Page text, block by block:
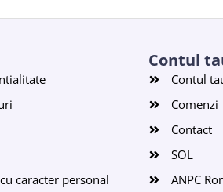
caracter personal
Contul
Contul
Comenzi
Contact
SOL
ANPC